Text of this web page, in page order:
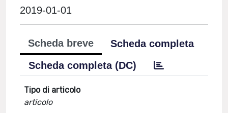
2019-01-01
Scheda breve
Scheda completa
Scheda completa (DC)
Tipo di articolo
articolo